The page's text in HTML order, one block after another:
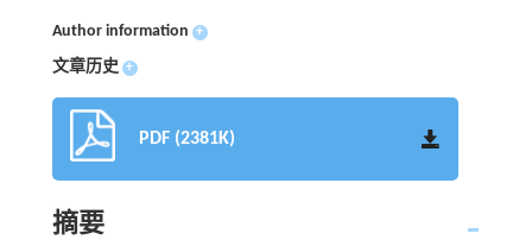
Author information +
文章历史 +
PDF (2381K)
摘要